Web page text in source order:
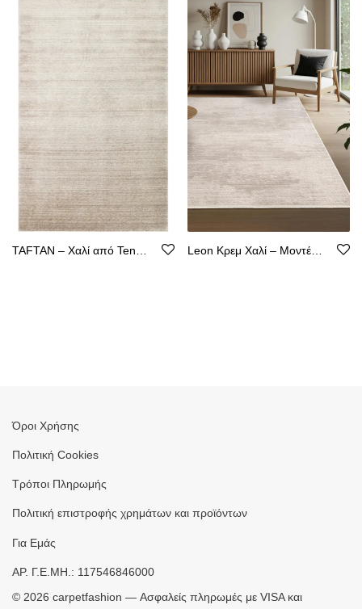
Όροι Χρήσης
Πολιτική Cookies
Τρόποι Πληρωμής
Πολιτική επιστροφής χρημάτων και προϊόντων
Για Εμάς
ΑΡ. Γ.Ε.ΜΗ.: 117546846000
© 2026 carpetfashion — Ασφαλείς πληρωμές με VISA και